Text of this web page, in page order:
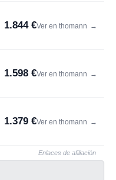
1.844 €Ver en thomann →
1.598 €Ver en thomann →
1.379 €Ver en thomann →
Enlaces de afiliación